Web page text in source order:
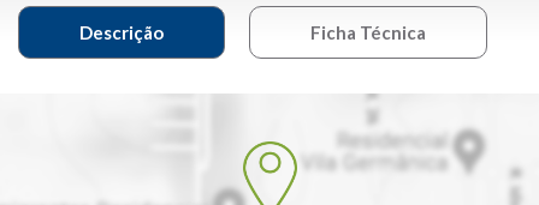
Descrição Ficha Técnica